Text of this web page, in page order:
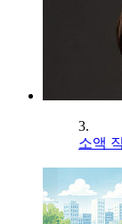
3.
소액